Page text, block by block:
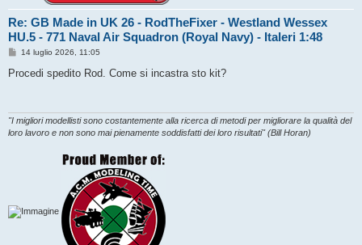
Re: GB Made in UK 26 - RodTheFixer - Westland Wessex
HU.5 - 771 Naval Air Squadron (Royal Navy) - Italeri 1:48
M
s
i
o
14 luglio 2026, 11:05
Procedi spedito Rod. Come si incastra sto kit?
"I migliori modellisti sono costantemente alla ricerca di metodi per migliorare la qualità del
loro lavoro e non sono mai pienamente soddisfatti dei loro risultati" (Bill Horan)